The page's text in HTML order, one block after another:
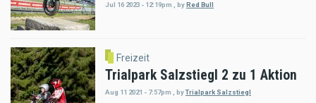
Jul 16 2023 - 12:19pm , by Red Bull
Freizeit
Trialpark Salzstiegl 2 zu 1 Aktion
Aug 11 2021 - 7:57pm byTrialpark Salzstiegl